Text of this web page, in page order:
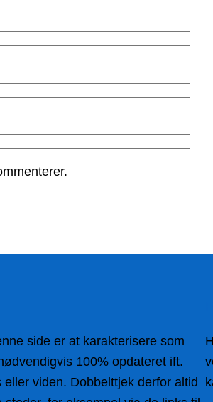
side er at karakterisere som
100% opdateret ift.
eller viden. Dobbelttjek derfor altid